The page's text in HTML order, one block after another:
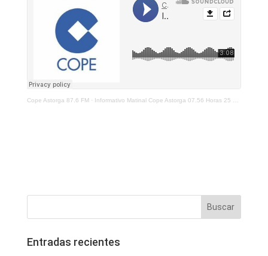
Cope Astorga 87.6 FM· Informativo Matinal Cope Astorga 07.56 Horas 25 De Noviembre 2021
Entradas recientes